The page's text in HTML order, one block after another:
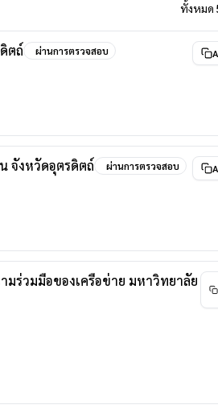
ทั้งหมด
ตถ์ ผ่านการตรวจสอบ
จังหวัดอุตรดิตถ์ ผ่านการตรวจสอบ
ร่วมมือของเครือข่าย มหาวิทยาลัย